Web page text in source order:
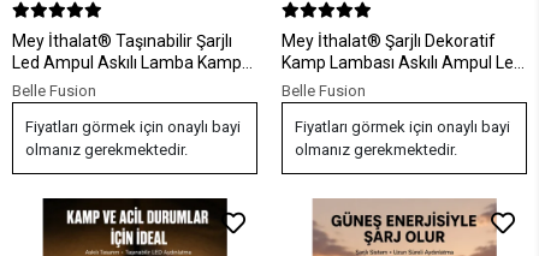
Mey İthalat® Taşınabilir Şarjlı
Led Ampul Askılı Lamba Kamp
Bahçe Lambası
Belle Fusion
Fiyatları görmek için onaylı bayi
olmanız gerekmektedir.
Mey İthalat® Şarjlı Dekoratif
Kamp Lambası Askılı Ampul Led
Işık Type-C Girişli
Belle Fusion
Fiyatları görmek için onaylı bayi
olmanız gerekmektedir.